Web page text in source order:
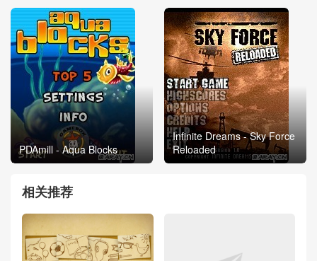
PDAmill - Aqua Blocks
Infinite Dreams - Sky Force
Reloaded
相关推荐